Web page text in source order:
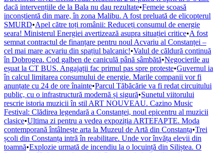
dacă intervențiile de la Bala nu dau rezultate•Femeie scoasă
inconștientă din mare, în zona Malibu. A fost preluată de elicopterul
SMURD•Apel către toți românii: Reduceți consumul de energie
seara! Ministerul Energiei avertizează asupra situației critice•A fost
semnat contractul de finanțare pentru noul Acvariu al Constanței –
cel mai mare acvariu din spațiul balcanic!•Valul de căldură continuă
în Dobrogea. Cod galben de caniculă până sâmbătă•Negocierile au
eșuat la CT BUS. Angajații fac primul pas spre proteste•Guvernul ia
în calcul limitarea consumului de energie. Marile companii vor fi
anunțate cu 24 de ore înainte•Parcul Tăbăcărie va fi redat circuitului
public, cu o infrastructură modernă și sigură•Sunetul viitorului
rescrie istoria muzicii în stil ART NOUVEAU. Cazino Music
Festival: Clădirea legendară a Constanței, noul epicentru al muzicii
clasice•Ultima zi pentru a vedea expoziția ARTEFAPTE. Moda
contemporană întâlnește arta la Muzeul de Artă din Constanța•Trei
școli din Constanța intră în reabilitare. Unde vor învăța elevii din
toamnă•Explozie urmată de incendiu la o locuință din Siliștea. O